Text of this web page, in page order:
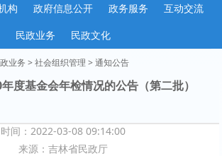
构 政府信息公开 政务服务
互动交流
民政业务
民政文化
业务 >社会组织管理 >通知公告
度基金会年检情况的公告（第二批）
时间：2022-03-08 09:14:00
来源： 吉林省民政厅